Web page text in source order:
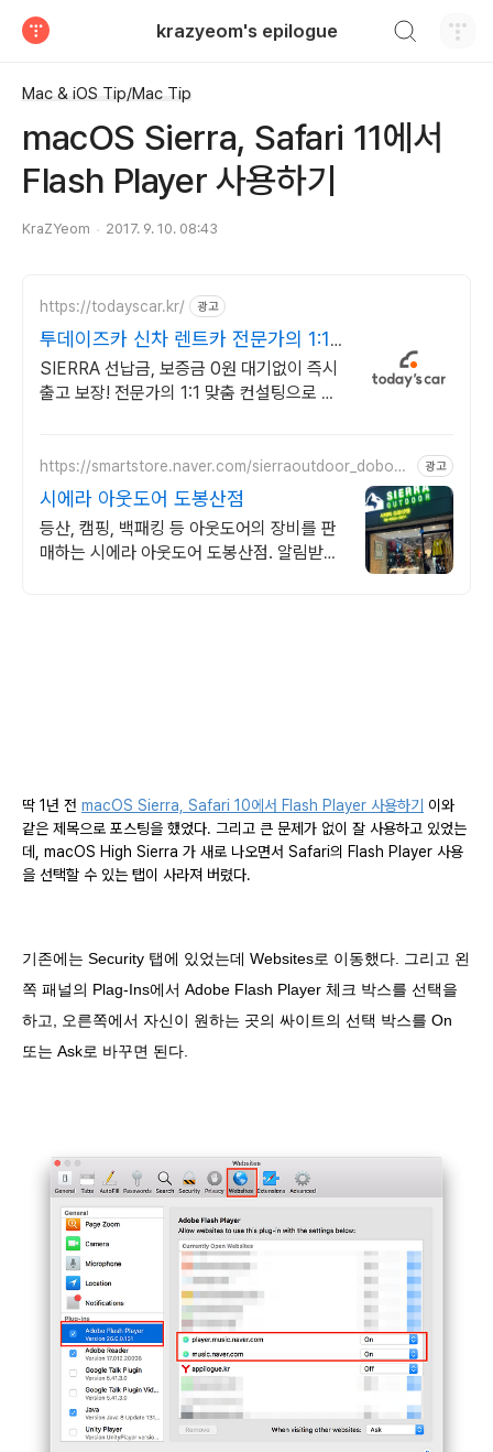
krazyeom's epilogue
Mac & iOS Tip/Mac Tip
macOS Sierra, Safari 11에서
Flash Player 사용하기
KraZYeom 2017. 9. 10. 08:43
https://todayscar.kr/ 광고
투데이즈카 신차 렌트카 전문가의 1:1
맞춤 컨설팅
SIERRA 선납금, 보증금 0원 대기없이 즉시
출고 보장! 전문가의 1:1 맞춤 컨설팅으로 합
https://smartstore.naver.com/sierraoutdoor_dobong
광고
시에라 아웃도어 도봉산점
등산, 캠핑, 백패킹 등 아웃도어의 장비를 판
매하는 시에라 아웃도어 도봉산점. 알림받기
딱 1년 전 macOS Sierra, Safari 10에서 Flash Player 사용하기 이와
같은 제목으로 포스팅을 했었다. 그리고 큰 문제가 없이 잘 사용하고 있었는
데, macOS High Sierra 가 새로 나오면서 Safari의 Flash Player 사용
을 선택할 수 있는 탭이 사라져 버렸다.
기존에는 Security 탭에 있었는데 Websites로 이동했다. 그리고 왼
쪽 패널의 Plag-Ins에서 Adobe Flash Player 체크 박스를 선택을
하고, 오른쪽에서 자신이 원하는 곳의 싸이트의 선택 박스를 On
또는 Ask로 바꾸면 된다.